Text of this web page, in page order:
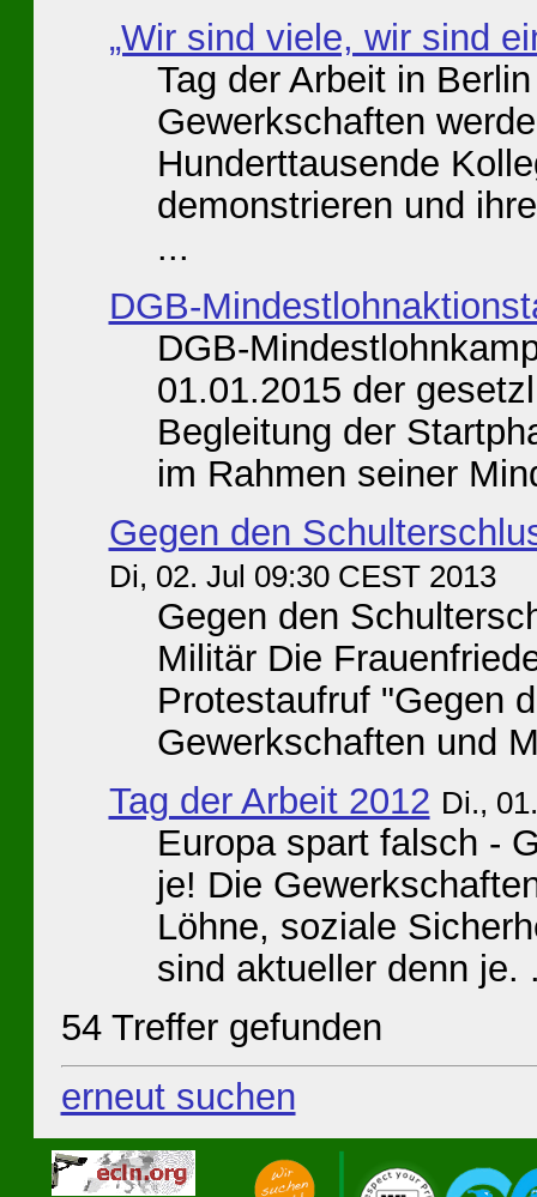
„Wir sind viele, wir sind
Tag der Arbeit in
Gewerkschaften
Hunderttausende
demonstrieren und
...
DGB-
DGB-
01.01.2015 der
Begleitung der
im Rahmen seiner
Gegen den
Di, 02. Jul 09:30 CEST 2013
Gegen den
Militär Die
Protestaufruf "Gegen
Gewerkschaften und
Tag der Arbeit 2012 Di.,
Europa spart falsch -
je! Die
Löhne, soziale
sind aktueller denn je.
54 Treffer gefunden
erneut suchen